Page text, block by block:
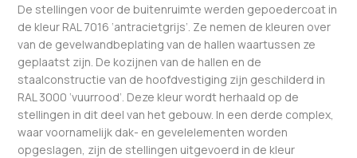
De stellingen voor de buitenruimte werden gepoedercoat in
de kleur RAL 7016 ‘antracietgrijs’. Ze nemen de kleuren over
van de gevelwandbeplating van de hallen waartussen ze
geplaatst zijn. De kozijnen van de hallen en de
staalconstructie van de hoofdvestiging zijn geschilderd in
RAL 3000 ‘vuurrood’. Deze kleur wordt herhaald op de
stellingen in dit deel van het gebouw. In een derde complex,
waar voornamelijk dak- en gevelelementen worden
opgeslagen, zijn de stellingen uitgevoerd in de kleur